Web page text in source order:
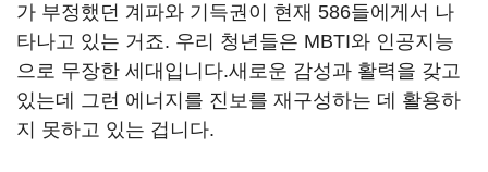
가 부정했던 계파와 기득권이 현재 586들에게서 나
타나고 있는 거죠. 우리 청년들은 MBTI와 인공지능
으로 무장한 세대입니다.새로운 감성과 활력을 갖고
있는데 그런 에너지를 진보를 재구성하는 데 활용하
지 못하고 있는 겁니다.